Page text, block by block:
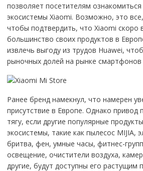
позволяет посетителям
экосистемы Xiaomi. Возможно, это
чтобы подтвердить, что Xiaomi скоро
большинство своих продуктов в
извлечь выгоду из трудов Huawei,
рыночных долей на рынке смартфонов
Ранее бренд намекнул, что намерен
присутствие в Европе. Однако привод
тягу, если другие популярные
экосистемы, такие как пылесос MIJIA,
бритва, фен, умные часы, фитнес-
освещение, очистители воздуха,
другие, будут доступны его растущим